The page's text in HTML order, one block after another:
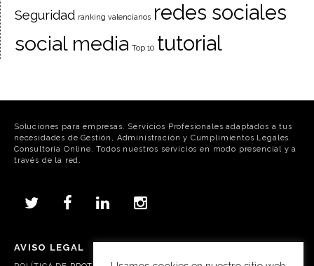
Seguridad ranking valencianos redes sociales
social media Top 10 tutorial
Soluciones para empresas. Servicios Profesionales adaptados a tus
necesidades de Gestión, Administración y Cumplimientos Legales.
Consultoría Online. Todos nuestros servicios en modo presencial y a
través de la red.
AVISO LEGAL